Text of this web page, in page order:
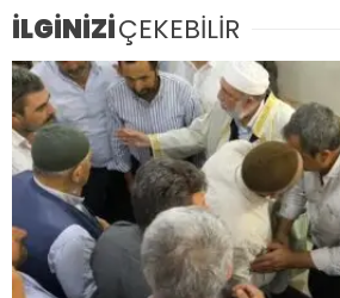
İLGİNİZİÇEKEBİLİR